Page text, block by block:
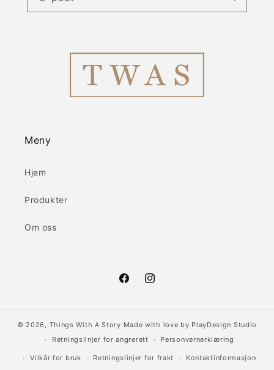
Meny
Hjem
Produkter
Om oss
FacebookInstagram
© 2026, Things With A Story Made with love by PlayDesign Studio
Retningslinjer for angrerett
Personvernerklæring
Vilkår for bruk Retningslinjer for frakt Kontaktinformasjon